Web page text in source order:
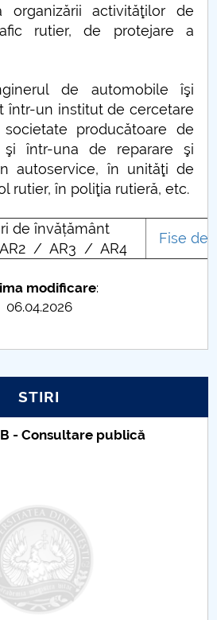
comunitate
studenții cu dizabilități
Universitar Pitești
Planului Operațional 2020-
și Orientare în Carieră
ALUMNI – UPB
(AR)
și a Traficului (ITT)
organizării activităţilor de
rutier, de protejare a
de automobile
îşi
într-un institut de cercetare
producătoare de
şi într-una de reparare şi
autoservice, în unităţi de
rutier, în poliţia rutieră, etc.
de învățământ
/ AR3 / AR4
Fise de
modificare:
06.04.2026
STIRI
de școlarizare indexate –